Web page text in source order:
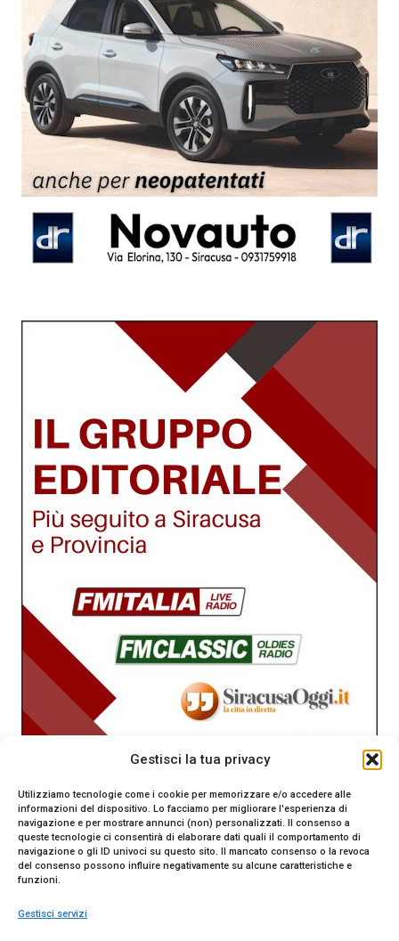
Gestisci la tua privacy
Utilizziamo tecnologie come i cookie per memorizzare e/o accedere alle
informazioni del dispositivo. Lo facciamo per migliorare l'esperienza di
navigazione e per mostrare annunci (non) personalizzati. Il consenso a
queste tecnologie ci consentirà di elaborare dati quali il comportamento di
navigazione o gli ID univoci su questo sito. Il mancato consenso o la revoca
del consenso possono influire negativamente su alcune caratteristiche e
funzioni.
Gestisci servizi